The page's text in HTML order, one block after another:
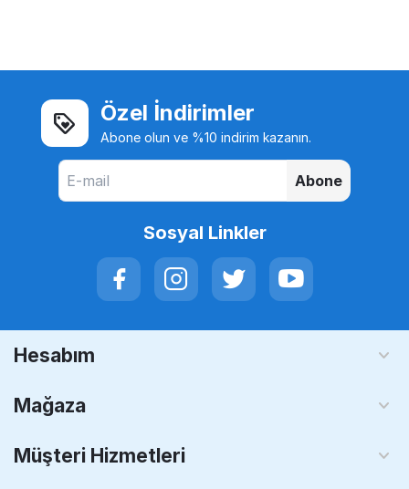
Özel İndirimler
Abone olun ve %10 indirim kazanın.
Abone
Sosyal Linkler
Hesabım
Mağaza
Müşteri Hizmetleri